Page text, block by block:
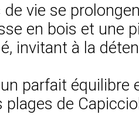
de vie se
en bois et
invitant à la
parfait
de